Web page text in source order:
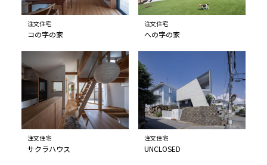
注文住宅
コの字の家
注文住宅
への字の家
注文住宅
サクラハウス
注文住宅
UNCLOSED